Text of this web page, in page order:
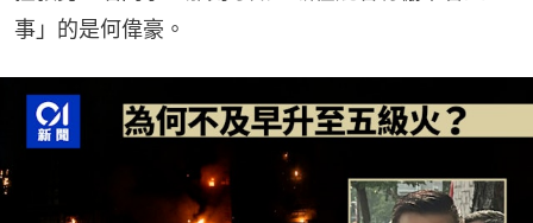
事」的是何偉豪。